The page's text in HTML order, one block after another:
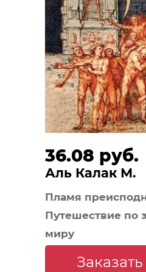
36.08 руб.
Аль Калак М.
Пламя
Путешествие по
миру
Заказать